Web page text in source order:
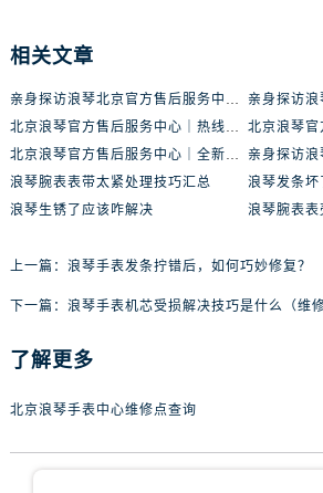
相关文章
亲身探访浪琴北京官方售后服务中心｜最新地址及服务热线（2026年6月最新）
北京浪琴官方售后服务中心｜热线电话与网点地址权威信息公示（2026年6月最新）
北京浪琴官方售后服务中心｜全新维修门店地址及电话权威信息公示（2026年6月最新）
浪琴腕表表带太紧处理技巧汇总
浪琴发条坏
浪琴生锈了应该咋解决
浪琴腕表
上一篇： 浪琴手表发条拧错后，如何巧妙修复？
下一篇： 浪琴手表机芯受损解决技巧是什么（维
了解更多
北京浪琴手表中心维修点查询